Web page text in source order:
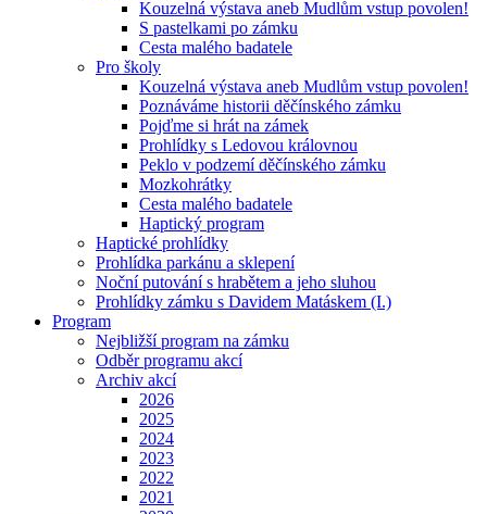
Kouzelná výstava aneb Mudlům vstup povolen!
S pastelkami po zámku
Cesta malého badatele
Pro školy
Kouzelná výstava aneb Mudlům vstup povolen!
Poznáváme historii děčínského zámku
Pojďme si hrát na zámek
Prohlídky s Ledovou královnou
Peklo v podzemí děčínského zámku
Mozkohrátky
Cesta malého badatele
Haptický program
Haptické prohlídky
Prohlídka parkánu a sklepení
Noční putování s hrabětem a jeho sluhou
Prohlídky zámku s Davidem Matáskem (I.)
Program
Nejbližší program na zámku
Odběr programu akcí
Archiv akcí
2026
2025
2024
2023
2022
2021